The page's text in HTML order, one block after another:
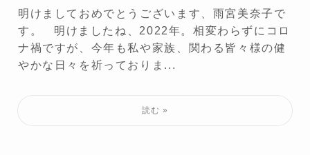
明けましておめでとうございます、雨宮美奈子で
す。 明けましたね、2022年。相変わらずにコロ
ナ禍ですが、今年も私や家族、関わる皆々様の健
やかな日々を祈っておりま...